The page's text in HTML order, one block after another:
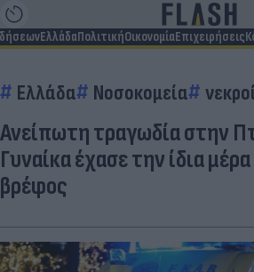
ΕλλάδαΠολιτικήΟικονομίαΕπιχειρήσεις
Ελλάδα Νοσοκομεία
Ανείπωτη τραγωδία στην
Γυναίκα έχασε την ίδια
βρέφος